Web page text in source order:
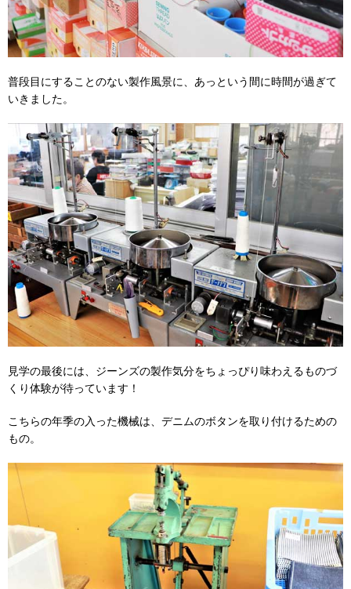
普段目にすることのない製作風景に、あっという間に時間が過ぎて
いきました。
見学の最後には、ジーンズの製作気分をちょっぴり味わえるものづ
くり体験が待っています！
こちらの年季の入った機械は、デニムのボタンを取り付けるための
もの。